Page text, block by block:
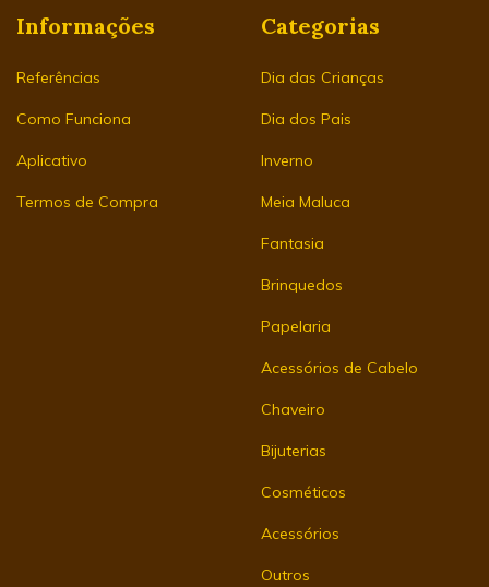
Informações
Referências
Como Funciona
Aplicativo
Termos de Compra
Categorias
Dia das Crianças
Dia dos Pais
Inverno
Meia Maluca
Fantasia
Brinquedos
Papelaria
Acessórios de Cabelo
Chaveiro
Bijuterias
Cosméticos
Acessórios
Outros